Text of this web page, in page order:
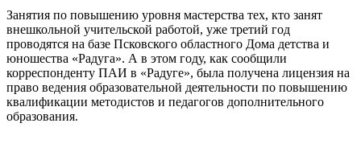
Занятия по повышению уровня мастерства тех, кто занят
внешкольной учительской работой, уже третий год
проводятся на базе Псковского областного Дома детства и
юношества «Радуга». А в этом году, как сообщили
корреспонденту ПАИ в «Радуге», была получена лицензия на
право ведения образовательной деятельности по повышению
квалификации методистов и педагогов дополнительного
образования.